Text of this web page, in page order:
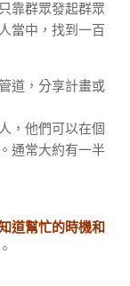
靠群眾發起群眾
當中，找到一百
道，分享計畫或
，他們可以在個
通常大約有一半
道幫忙的時機和